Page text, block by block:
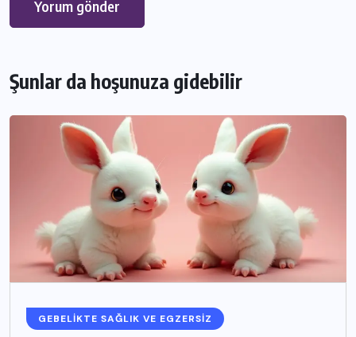
Şunlar da hoşunuza gidebilir
GEBELIKTE SAĞLIK VE EGZERSIZ